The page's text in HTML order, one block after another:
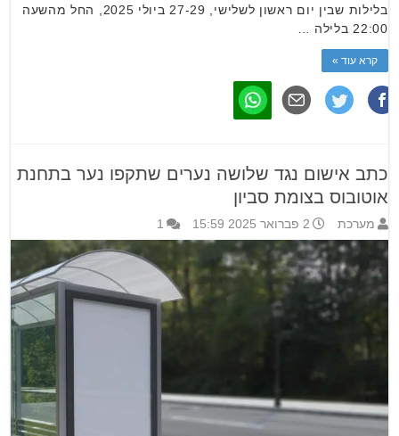
בלילות שבין יום ראשון לשלישי, 27-29 ביולי 2025, החל מהשעה
22:00 בלילה …
קרא עוד »
כתב אישום נגד שלושה נערים שתקפו נער בתחנת
אוטובוס בצומת סביון
מערכת 2 פברואר 2025 15:59 1